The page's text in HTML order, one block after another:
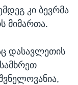
კი ბევრმა
მიმართა.
დასავლეთის